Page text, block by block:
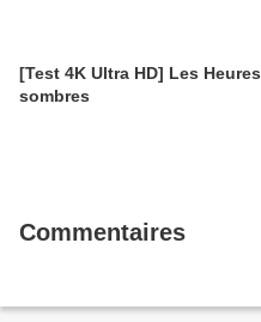
[Test 4K Ultra HD] Les Heures
sombres
Commentaires